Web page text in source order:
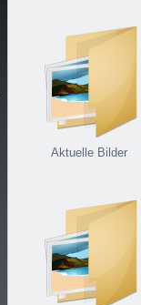
Aktuelle Bilder